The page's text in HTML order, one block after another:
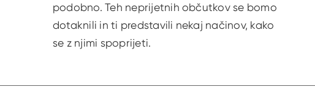
podobno. Teh neprijetnih občutkov se bomo
dotaknili in ti predstavili nekaj načinov, kako
se z njimi spoprijeti.